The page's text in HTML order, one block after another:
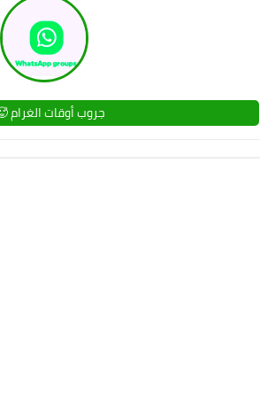
جروب أوقات الغرام